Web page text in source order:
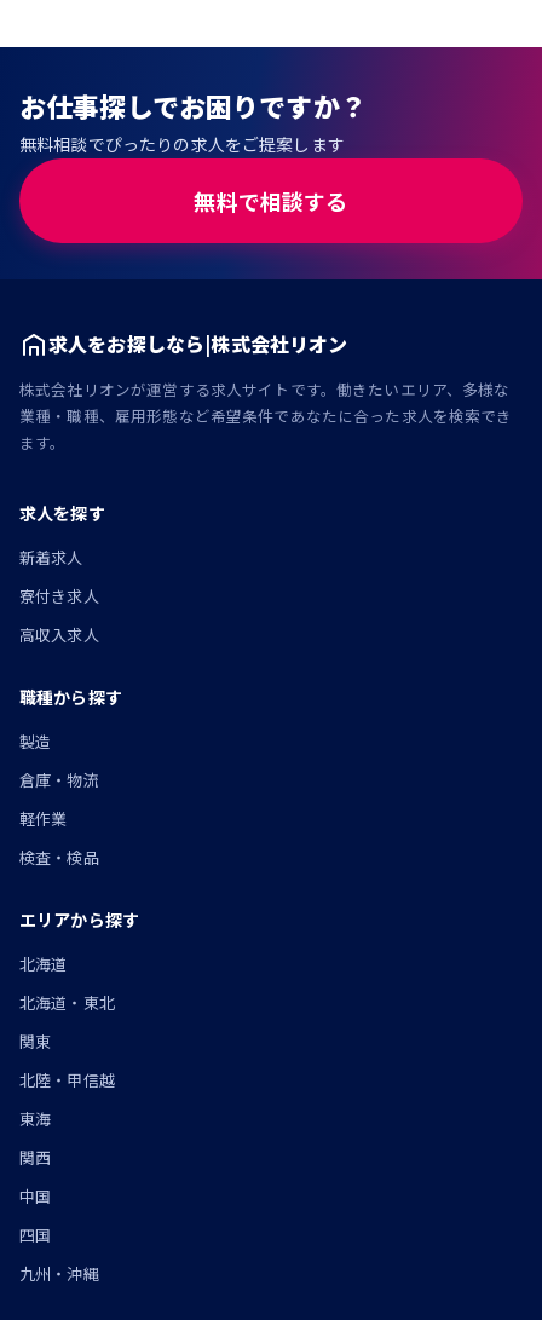
ペ
ジ
送
り
お仕事探しでお困りですか？
無料相談でぴったりの求人をご提案します
無料で相談する
求人をお探しなら|株式会社リオン
株式会社リオンが運営する求人サイトです。働きたいエリア、多様な
業種・職種、雇用形態など希望条件であなたに合った求人を検索でき
ます。
求人を探す
新着求人
寮付き求人
高収入求人
職種から探す
製造
倉庫・物流
軽作業
検査・検品
エリアから探す
北海道
北海道・東北
関東
北陸・甲信越
東海
関西
中国
四国
九州・沖縄